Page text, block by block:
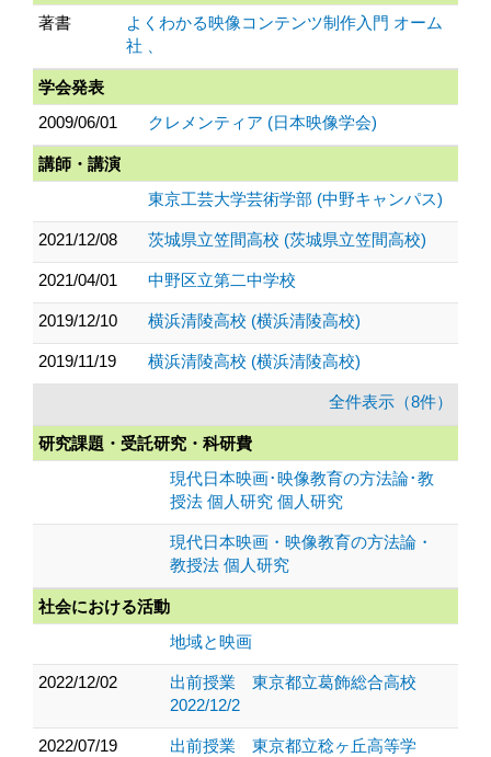
著書
よくわかる映像コンテンツ制作入門 オーム
社 、
学会発表
2009/06/01
クレメンティア (日本映像学会)
講師・講演
東京工芸大学芸術学部 (中野キャンパス)
2021/12/08 茨城県立笠間高校 (茨城県立笠間高校)
2021/04/01 中野区立第二中学校
2019/12/10 横浜清陵高校 (横浜清陵高校)
2019/11/19 横浜清陵高校 (横浜清陵高校)
全件表示（8件）
研究課題・受託研究・科研費
現代日本映画･映像教育の方法論･教
授法 個人研究 個人研究
現代日本映画・映像教育の方法論・
教授法 個人研究
社会における活動
地域と映画
2022/12/02
出前授業 東京都立葛飾総合高校
2022/12/2
2022/07/19
出前授業 東京都立稔ヶ丘高等学